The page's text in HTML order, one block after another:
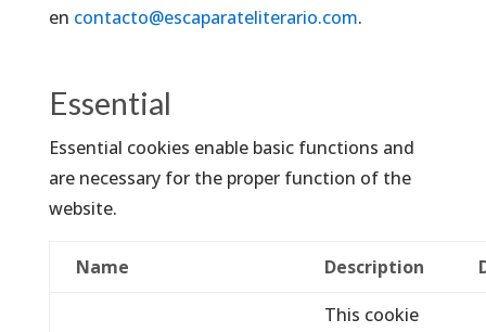
en contacto@escaparateliterario.com.
Essential
Essential cookies enable basic functions and
are necessary for the proper function of the
website.
Name Description
This cookie